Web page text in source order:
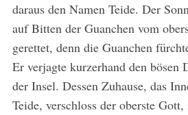
daraus den Namen Teide. Der
auf Bitten der Guanchen vom
gerettet, denn die Guanchen
Er verjagte kurzerhand den bösen
der Insel. Dessen Zuhause, das
Teide, verschloss der oberste